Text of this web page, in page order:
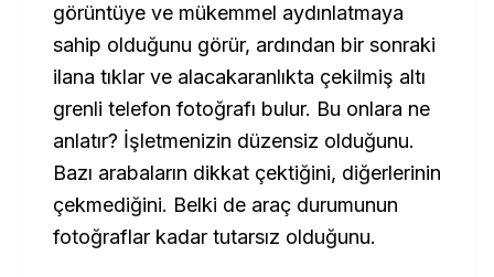
görüntüye ve mükemmel aydınlatmaya
sahip olduğunu görür, ardından bir sonraki
ilana tıklar ve alacakaranlıkta çekilmiş altı
grenli telefon fotoğrafı bulur. Bu onlara ne
anlatır? İşletmenizin düzensiz olduğunu.
Bazı arabaların dikkat çektiğini, diğerlerinin
çekmediğini. Belki de araç durumunun
fotoğraflar kadar tutarsız olduğunu.